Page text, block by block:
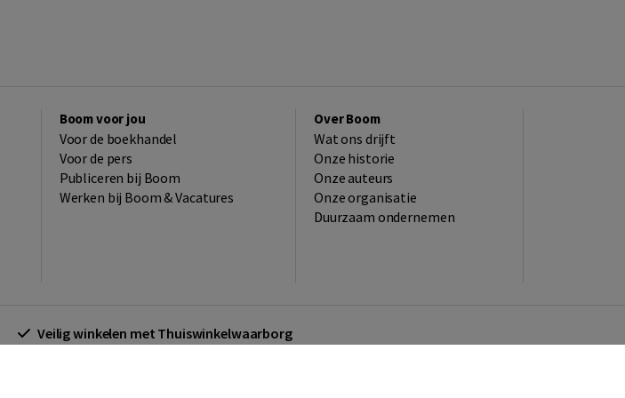
Boom voor jou
Voor de boekhandel
Voor de pers
Publiceren bij Boom
Werken bij Boom & Vacatures
Over Boom
Wat ons drijft
Onze historie
Onze auteurs
Onze organisatie
Duurzaam ondernemen
Veilig winkelen met Thuiswinkelwaarborg